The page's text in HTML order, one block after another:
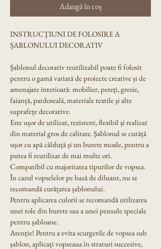
Adaugă în coș
INSTRUCȚIUNI DE FOLOSIRE A
ȘABLONULUI DECORATIV
Șablonul decorativ reutilizabil poate fi folosit
pentru o gamă variată de proiecte creative și de
amenajare interioară: mobilier, pereți, gresie,
faianță, pardoseală, materiale textile și alte
suprafețe decorative.
Este ușor de utilizat, rezistent, flexibil și realizat
din material gros de calitate. Șablonul se curăță
ușor cu apă călduță și un burete moale, pentru a
putea fi reutilizat de mai multe ori.
Compatibil cu majoritatea tipurilor de vopsea.
În cazul vopselelor pe bază de diluant, nu se
recomandă curățarea șablonului.
Pentru aplicarea culorii se recomandă utilizarea
unei role din burete sau a unei pensule speciale
pentru șabloane.
Atenție! Pentru a evita scurgerile de vopsea sub
șablon, aplicați vopseaua în straturi succesive,